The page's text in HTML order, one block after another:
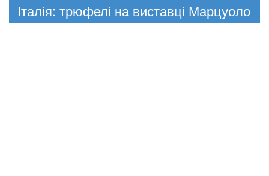
Італія: трюфелі на виставці Марцуоло